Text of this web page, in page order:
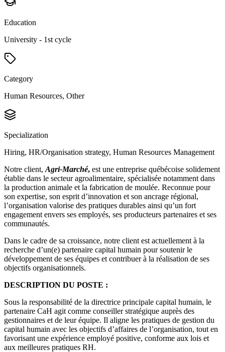
Education
University - 1st cycle
Category
Human Resources, Other
Specialization
Hiring, HR/Organisation strategy, Human Resources Management
Notre client, Agri-Marché, est une entreprise québécoise solidement
établie dans le secteur agroalimentaire, spécialisée notamment dans
la production animale et la fabrication de moulée. Reconnue pour
son expertise, son esprit d’innovation et son ancrage régional,
l’organisation valorise des pratiques durables ainsi qu’un fort
engagement envers ses employés, ses producteurs partenaires et ses
communautés.
Dans le cadre de sa croissance, notre client est actuellement à la
recherche d’un(e) partenaire capital humain pour soutenir le
développement de ses équipes et contribuer à la réalisation de ses
objectifs organisationnels.
DESCRIPTION DU POSTE :
Sous la responsabilité de la directrice principale capital humain, le
partenaire CaH agit comme conseiller stratégique auprès des
gestionnaires et de leur équipe. Il aligne les pratiques de gestion du
capital humain avec les objectifs d’affaires de l’organisation, tout en
favorisant une expérience employé positive, conforme aux lois et
aux meilleures pratiques RH.